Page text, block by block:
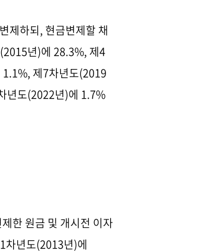
제하되, 현금변제할 채
(2015년)에 28.3%, 제4
1.1%, 제7차년도(2019
년도(2022년)에 1.7%
한 원금 및 개시전 이자
1차년도(2013년)에